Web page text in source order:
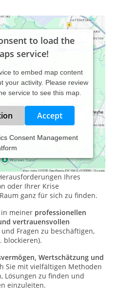
to load the
service!
to embed map content
your activity. Please review
service to see this map.
Accept
Consent Management
ist eineEinladung
Ihres
oder Ihrer Krise
ganz für sich zu finden.
meiner professionellen
vertrauensvollen
Fragen zu beschäftigen,
blockieren).
Wertschätzung und
Sie mit vielfältigen Methoden
Lösungen zu finden und
einzuleiten.